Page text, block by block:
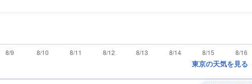
東京の天気を見る